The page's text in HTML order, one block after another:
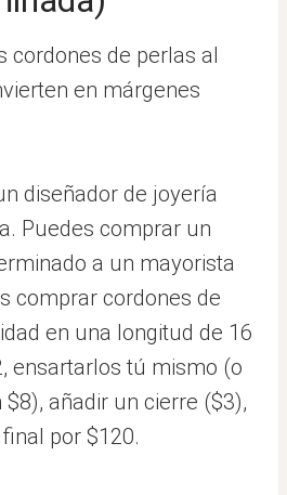
cordones de perlas al
en márgenes
diseñador de joyería
Puedes comprar un
a un mayorista
comprar cordones de
en una longitud de 16
ensartarlos tú mismo (o
añadir un cierre ($3),
por $120.